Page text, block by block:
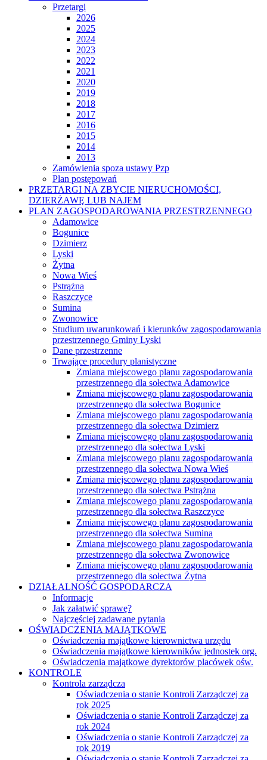
Przetargi
2026
2025
2024
2023
2022
2021
2020
2019
2018
2017
2016
2015
2014
2013
Zamówienia spoza ustawy Pzp
Plan postępowań
PRZETARGI NA ZBYCIE NIERUCHOMOŚCI,
DZIERŻAWĘ LUB NAJEM
PLAN ZAGOSPODAROWANIA PRZESTRZENNEGO
Adamowice
Bogunice
Dzimierz
Lyski
Żytna
Nowa Wieś
Pstrążna
Raszczyce
Sumina
Zwonowice
Studium uwarunkowań i kierunków zagospodarowania
przestrzennego Gminy Lyski
Dane przestrzenne
Trwające procedury planistyczne
Zmiana miejscowego planu zagospodarowania
przestrzennego dla sołectwa Adamowice
Zmiana miejscowego planu zagospodarowania
przestrzennego dla sołectwa Bogunice
Zmiana miejscowego planu zagospodarowania
przestrzennego dla sołectwa Dzimierz
Zmiana miejscowego planu zagospodarowania
przestrzennego dla sołectwa Lyski
Zmiana miejscowego planu zagospodarowania
przestrzennego dla sołectwa Nowa Wieś
Zmiana miejscowego planu zagospodarowania
przestrzennego dla sołectwa Pstrążna
Zmiana miejscowego planu zagospodarowania
przestrzennego dla sołectwa Raszczyce
Zmiana miejscowego planu zagospodarowania
przestrzennego dla sołectwa Sumina
Zmiana miejscowego planu zagospodarowania
przestrzennego dla sołectwa Zwonowice
Zmiana miejscowego planu zagospodarowania
przestrzennego dla sołectwa Żytna
DZIAŁALNOŚĆ GOSPODARCZA
Informacje
Jak załatwić sprawę?
Najczęściej zadawane pytania
OŚWIADCZENIA MAJĄTKOWE
Oświadczenia majątkowe kierownictwa urzędu
Oświadczenia majątkowe kierowników jednostek org.
Oświadczenia majątkowe dyrektorów placówek ośw.
KONTROLE
Kontrola zarządcza
Oświadczenia o stanie Kontroli Zarządczej za
rok 2025
Oświadczenia o stanie Kontroli Zarządczej za
rok 2024
Oświadczenia o stanie Kontroli Zarządczej za
rok 2019